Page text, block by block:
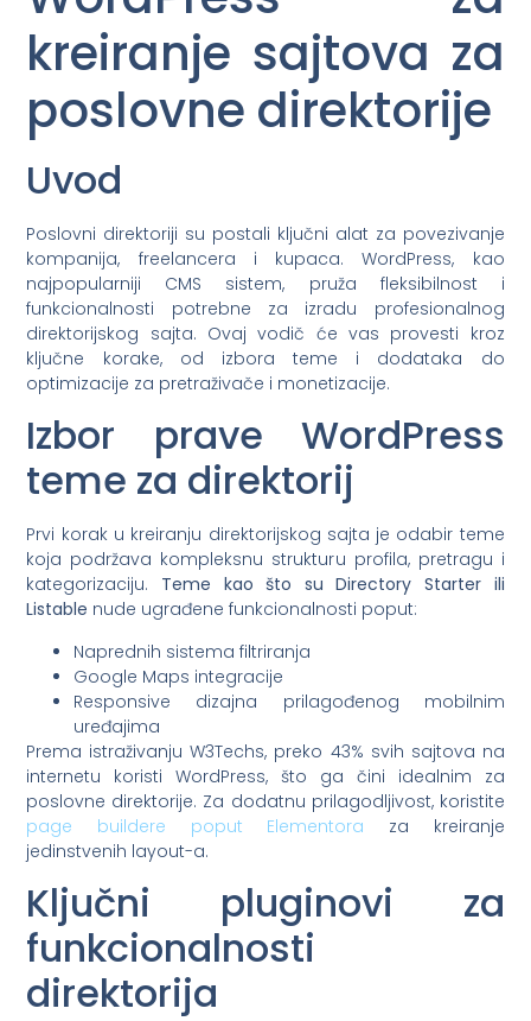
kreiranje sajtova za
poslovne direktorije
Uvod
Poslovni direktoriji su postali ključni alat za povezivanje
kompanija, freelancera i kupaca. WordPress, kao
najpopularniji CMS sistem, pruža fleksibilnost i
funkcionalnosti potrebne za izradu profesionalnog
direktorijskog sajta. Ovaj vodič će vas provesti kroz
ključne korake, od izbora teme i dodataka do
optimizacije za pretraživače i monetizacije.
Izbor prave WordPress
teme za direktorij
Prvi korak u kreiranju direktorijskog sajta je odabir teme
koja podržava kompleksnu strukturu profila, pretragu i
kategorizaciju. Teme kao što su Directory Starter ili
Listable nude ugrađene funkcionalnosti poput:
Naprednih sistema filtriranja
Google Maps integracije
Responsive dizajna prilagođenog mobilnim
uređajima
Prema istraživanju W3Techs, preko 43% svih sajtova na
internetu koristi WordPress, što ga čini idealnim za
poslovne direktorije. Za dodatnu prilagodljivost, koristite
page buildere poput Elementora za kreiranje
jedinstvenih layout-a.
Ključni pluginovi za
funkcionalnosti
direktorija